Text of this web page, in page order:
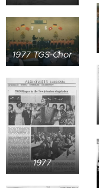
1977 TGS-Chor
1977